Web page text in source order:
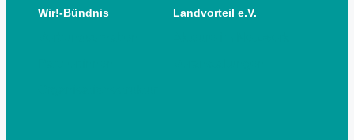
Wir!-Bündnis Landvorteil e.V.